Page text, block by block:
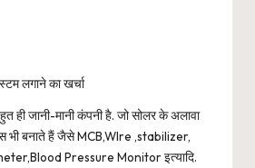
लगाने का खर्चा
ही जानी-मानी कंपनी है. जो सोलर के अलावा
भी बनाते हैं जैसे MCB,WIre ,stabilizer,
Pressure Monitor इत्यादि.